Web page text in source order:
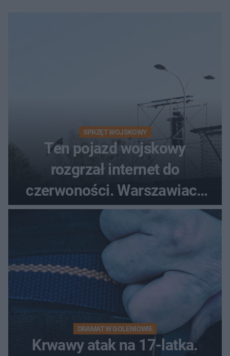
SPRZĘT WOJSKOWY
Ten pojazd wojskowy
rozgrzał internet do
czerwoności. Warszawiacy
pytali, czy to Mad Max!
DRAMAT W GOLENIOWIE
Krwawy atak na 17-latka.